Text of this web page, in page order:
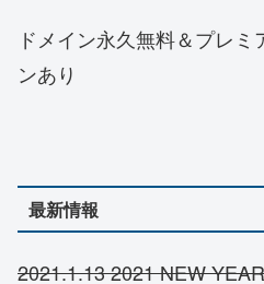
ドメイン永久無料＆プレ
ンあり
最新情報
2021.1.13 2021 NEW